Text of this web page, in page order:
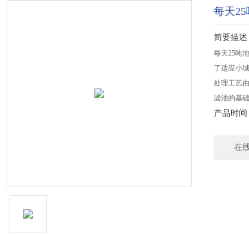
每天
简要描述
每天25吨
了适应小
处理工艺
滤池的基
产品时间
在